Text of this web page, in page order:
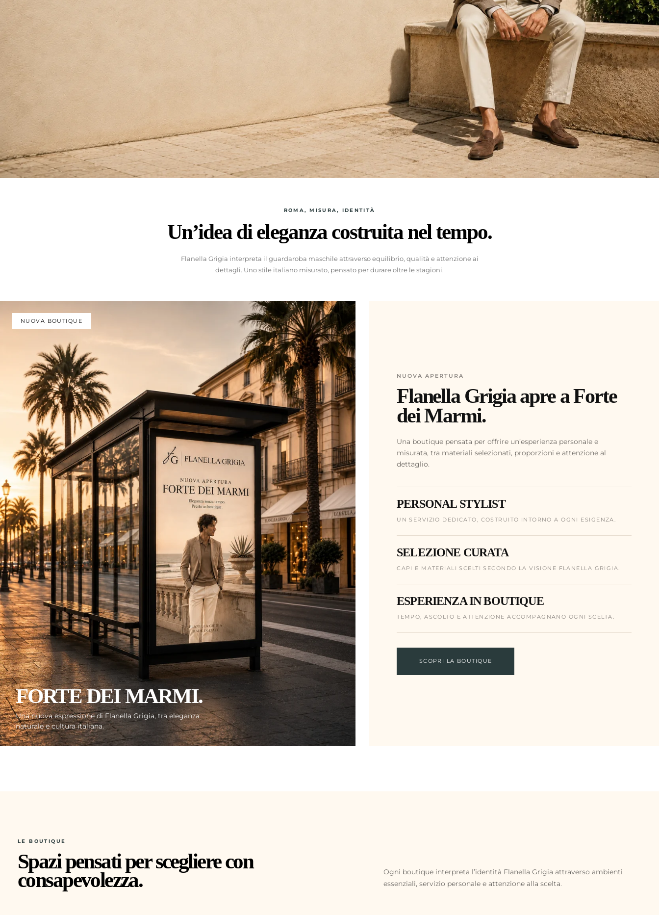
Il brand vive nelle sue
Spazi pensati per accogliere, consigliare e accompagnare ogni scelta.
ROMA, MISURA, IDENTITÀ
Un’idea di eleganza costruita nel tempo.
Flanella Grigia interpreta il guardaroba maschile attraverso equilibrio, qualità e attenzione ai
dettagli. Uno stile italiano misurato, pensato per durare oltre le stagioni.
NUOVA BOUTIQUE
FORTE DEI MARMI.
Una nuova espressione di Flanella Grigia, tra eleganza
naturale e cultura italiana.
NUOVA APERTURA
Flanella Grigia apre a Forte
dei Marmi.
Una boutique pensata per offrire un’esperienza personale e
misurata, tra materiali selezionati, proporzioni e attenzione al
dettaglio.
PERSONAL STYLIST
UN SERVIZIO DEDICATO, COSTRUITO INTORNO A OGNI ESIGENZA.
SELEZIONE CURATA
CAPI E MATERIALI SCELTI SECONDO LA VISIONE FLANELLA GRIGIA.
ESPERIENZA IN BOUTIQUE
TEMPO, ASCOLTO E ATTENZIONE ACCOMPAGNANO OGNI SCELTA.
SCOPRI LA BOUTIQUE
LE BOUTIQUE
Spazi pensati per scegliere con
consapevolezza.
Ogni boutique interpreta l’identità Flanella Grigia attraverso ambienti
essenziali, servizio personale e attenzione alla scelta.